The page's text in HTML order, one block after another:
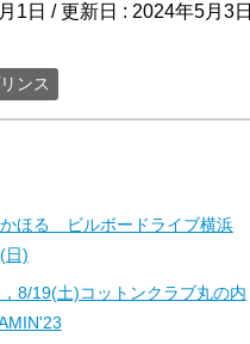
1日 / 更新日 : 2024年5月3日
ンス
ほる ビルボードライブ横浜
日)
8/19(土)コットンクラブ丸の内